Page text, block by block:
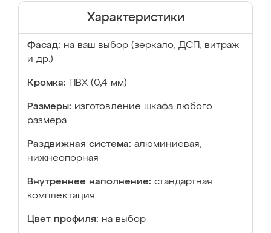
Характеристики
Фасад: на ваш выбор (зеркало, ДСП, витраж
и др.)
Кромка: ПВХ (0,4 мм)
Размеры: изготовление шкафа любого
размера
Раздвижная система: алюминиевая,
нижнеопорная
Внутреннее наполнение: стандартная
комплектация
Цвет профиля: на выбор